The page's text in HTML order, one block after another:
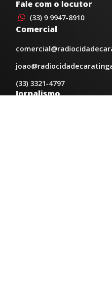
Fale com o locutor
(33) 9 9947-8910
Comercial
(33) 3321-4797
Jornalismo